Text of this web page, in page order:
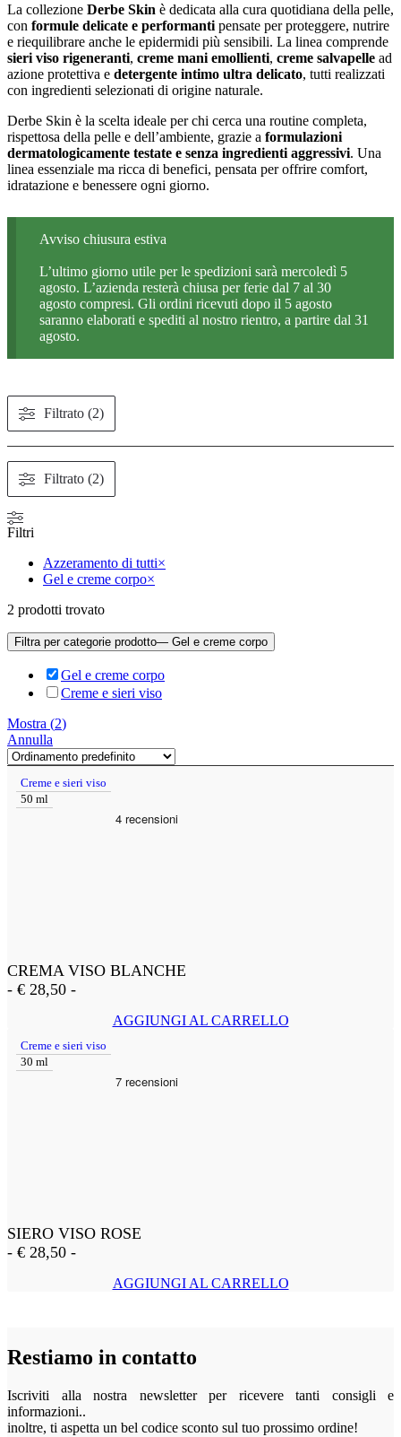
La collezione Derbe Skin è dedicata alla cura quotidiana della pelle,
con formule delicate e performanti pensate per proteggere, nutrire
e riequilibrare anche le epidermidi più sensibili. La linea comprende
sieri viso rigeneranti, creme mani emollienti, creme salvapelle ad
azione protettiva e detergente intimo ultra delicato, tutti realizzati
con ingredienti selezionati di origine naturale.
Derbe Skin è la scelta ideale per chi cerca una routine completa,
rispettosa della pelle e dell’ambiente, grazie a formulazioni
dermatologicamente testate e senza ingredienti aggressivi. Una
linea essenziale ma ricca di benefici, pensata per offrire comfort,
idratazione e benessere ogni giorno.
Avviso chiusura estiva
L’ultimo giorno utile per le spedizioni sarà mercoledì 5
agosto. L’azienda resterà chiusa per ferie dal 7 al 30
agosto compresi. Gli ordini ricevuti dopo il 5 agosto
saranno elaborati e spediti al nostro rientro, a partire dal 31
agosto.
Filtrato (2)
Filtrato (2)
Filtri
Azzeramento di tutti×
Gel e creme corpo×
2 prodotti trovato
Filtra per categorie prodotto— Gel e creme corpo
Gel e creme corpo
Creme e sieri viso
Mostra (2)
Annulla
Creme e sieri viso
50 ml
CREMA VISO BLANCHE
- € 28,50 -
AGGIUNGI AL CARRELLO
Creme e sieri viso
30 ml
SIERO VISO ROSE
- € 28,50 -
AGGIUNGI AL CARRELLO
Restiamo in contatto
Iscriviti alla nostra newsletter per ricevere tanti consigli e
informazioni..
inoltre, ti aspetta un bel codice sconto sul tuo prossimo ordine!